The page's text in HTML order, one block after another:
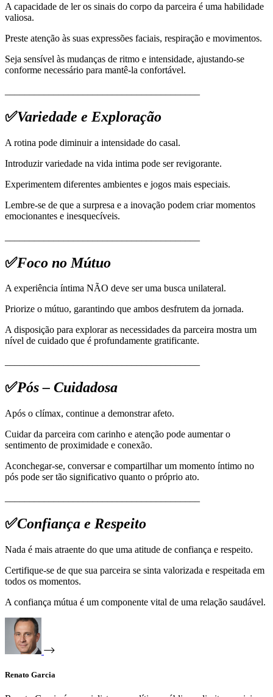
A capacidade de ler os sinais do corpo da parceira é uma habilidade
valiosa.
Preste atenção às suas expressões faciais, respiração e movimentos.
Seja sensível às mudanças de ritmo e intensidade, ajustando-se
conforme necessário para mantê-la confortável.
✅Variedade e Exploração
A rotina pode diminuir a intensidade do casal.
Introduzir variedade na vida intima pode ser revigorante.
Experimentem diferentes ambientes e jogos mais especiais.
Lembre-se de que a surpresa e a inovação podem criar momentos
emocionantes e inesquecíveis.
✅Foco no Mútuo
A experiência íntima NÃO deve ser uma busca unilateral.
Priorize o mútuo, garantindo que ambos desfrutem da jornada.
A disposição para explorar as necessidades da parceira mostra um
nível de cuidado que é profundamente gratificante.
✅Pós – Cuidadosa
Após o clímax, continue a demonstrar afeto.
Cuidar da parceira com carinho e atenção pode aumentar o
sentimento de proximidade e conexão.
Aconchegar-se, conversar e compartilhar um momento íntimo no
pós pode ser tão significativo quanto o próprio ato.
✅Confiança e Respeito
Nada é mais atraente do que uma atitude de confiança e respeito.
Certifique-se de que sua parceira se sinta valorizada e respeitada em
todos os momentos.
A confiança mútua é um componente vital de uma relação saudável.
Renato Garcia